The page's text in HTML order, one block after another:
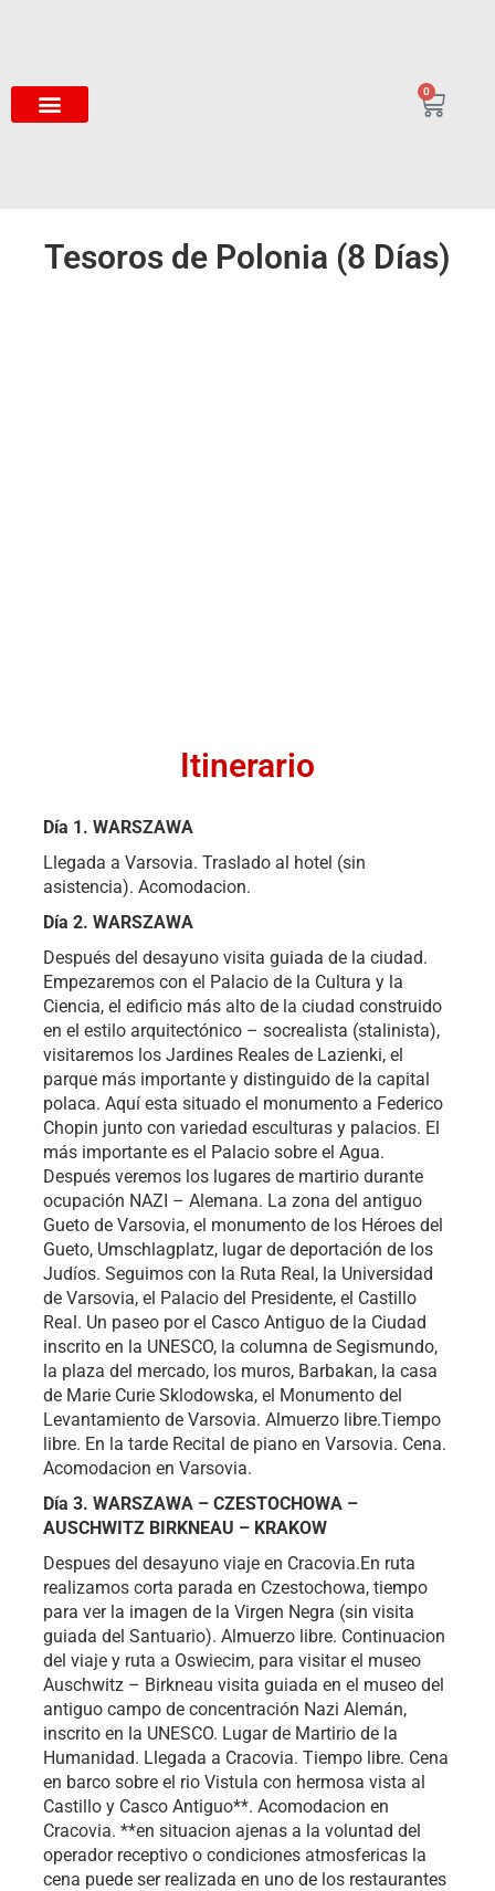
0
Tesoros de Polonia (8 Días)
Itinerario
Día 1. WARSZAWA
Llegada a Varsovia. Traslado al hotel (sin
asistencia). Acomodacion.
Día 2. WARSZAWA
Después del desayuno visita guiada de la ciudad.
Empezaremos con el Palacio de la Cultura y la
Ciencia, el edificio más alto de la ciudad construido
en el estilo arquitectónico – socrealista (stalinista),
visitaremos los Jardines Reales de Lazienki, el
parque más importante y distinguido de la capital
polaca. Aquí esta situado el monumento a Federico
Chopin junto con variedad esculturas y palacios. El
más importante es el Palacio sobre el Agua.
Después veremos los lugares de martirio durante
ocupación NAZI – Alemana. La zona del antiguo
Gueto de Varsovia, el monumento de los Héroes del
Gueto, Umschlagplatz, lugar de deportación de los
Judíos. Seguimos con la Ruta Real, la Universidad
de Varsovia, el Palacio del Presidente, el Castillo
Real. Un paseo por el Casco Antiguo de la Ciudad
inscrito en la UNESCO, la columna de Segismundo,
la plaza del mercado, los muros, Barbakan, la casa
de Marie Curie Sklodowska, el Monumento del
Levantamiento de Varsovia. Almuerzo libre.Tiempo
libre. En la tarde Recital de piano en Varsovia. Cena.
Acomodacion en Varsovia.
Día 3. WARSZAWA – CZESTOCHOWA –
AUSCHWITZ BIRKNEAU – KRAKOW
Despues del desayuno viaje en Cracovia.En ruta
realizamos corta parada en Czestochowa, tiempo
para ver la imagen de la Virgen Negra (sin visita
guiada del Santuario). Almuerzo libre. Continuacion
del viaje y ruta a Oswiecim, para visitar el museo
Auschwitz – Birkneau visita guiada en el museo del
antiguo campo de concentración Nazi Alemán,
inscrito en la UNESCO. Lugar de Martirio de la
Humanidad. Llegada a Cracovia. Tiempo libre. Cena
en barco sobre el rio Vistula con hermosa vista al
Castillo y Casco Antiguo**. Acomodacion en
Cracovia. **en situacion ajenas a la voluntad del
operador receptivo o condiciones atmosfericas la
cena puede ser realizada en uno de los restaurantes